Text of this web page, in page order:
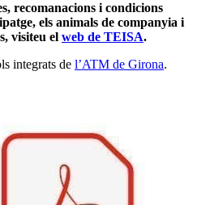
recomanacions i condicions
els animals de companyia i
visiteu el web de TEISA.
integrats de l’ATM de Girona.